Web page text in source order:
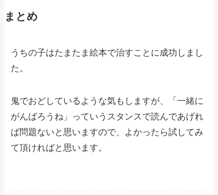
まとめ
うちの子はたまたま絵本で治すことに成功しまし
た。
鬼でおどしているような気もしますが、「一緒に
がんばろうね」っていうスタンスで読んであげれ
ば問題ないと思いますので、よかったら試してみ
て頂ければと思います。